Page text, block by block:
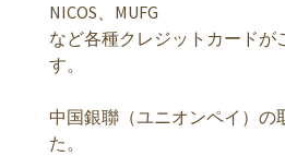
NICOS、MUFG
など各種クレジットカードが
す。
中国銀聯（ユニオンペイ）の
た。